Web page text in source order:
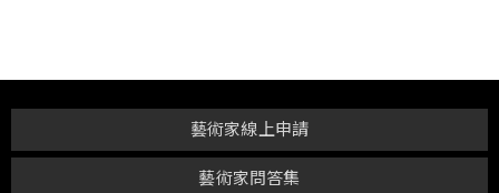
藝術家問答集
藝術家線上申請